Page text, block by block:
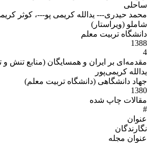
ساحلی
محمد حیدری--- یدالله کریمی پو---، کوثر
شاملو (ویراستار)
دانشگاه تربیت معلم
1388
4
مقدمه‌ای بر ایران و همسایگان (منابع تنش و
یدالله کریمی‌پور
جهاد دانشگاهی (دانشگاه تربیت معلم)
1380
مقالات چاپ شده
#
عنوان
نگارندگان
عنوان مجله